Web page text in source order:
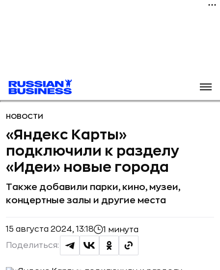
НОВОСТИ
«Яндекс Карты»
подключили к разделу
«Идеи» новые города
Также добавили парки, кино, музеи,
концертные залы и другие места
15 августа 2024, 13:18 1 минута
Поделиться: